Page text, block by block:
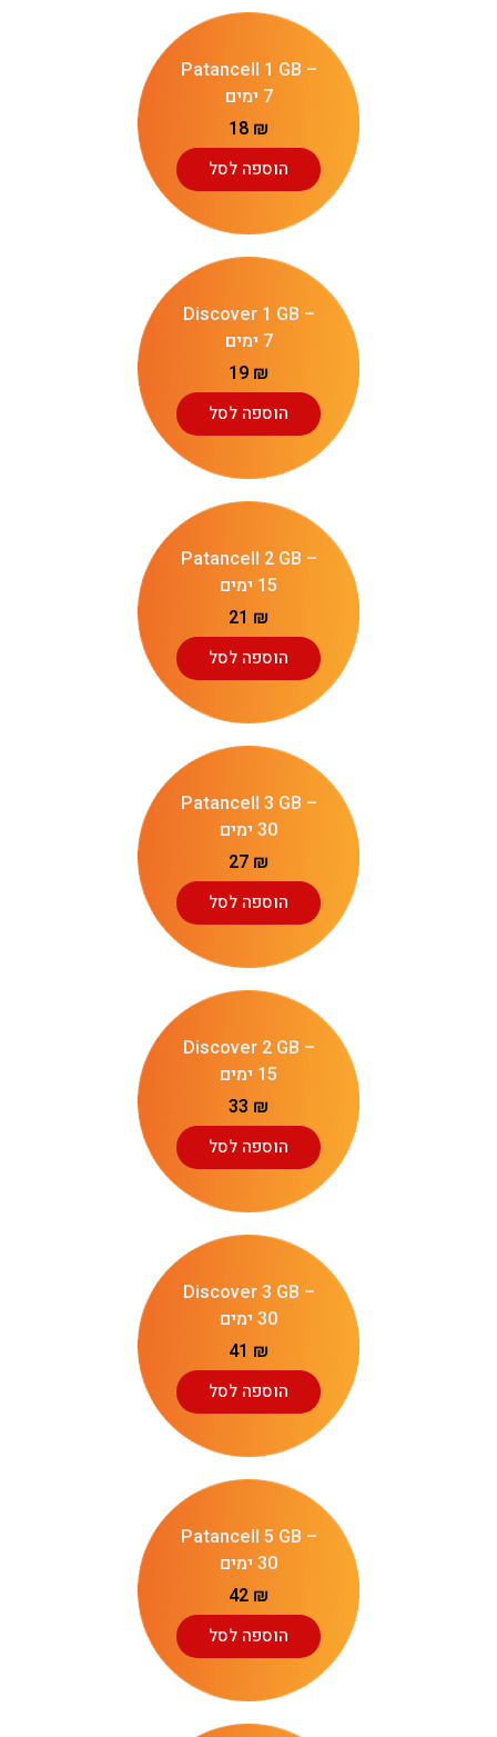
Patancell 1 GB –
7 ימים
18 ₪
הוספה לסל
Discover 1 GB –
7 ימים
19 ₪
הוספה לסל
Patancell 2 GB –
15 ימים
21 ₪
הוספה לסל
Patancell 3 GB –
30 ימים
27 ₪
הוספה לסל
Discover 2 GB –
15 ימים
33 ₪
הוספה לסל
Discover 3 GB –
30 ימים
41 ₪
הוספה לסל
Patancell 5 GB –
30 ימים
42 ₪
הוספה לסל